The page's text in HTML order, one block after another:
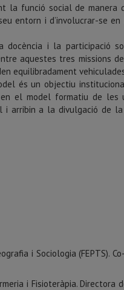
la funció social de
entorn i d’involucrar-se
i la participació
aquestes tres missions
equilibradament
és un objectiu
el model formatiu de
i arribin a la divulgació de
i Sociologia (FEPTS).
i Fisioteràpia.